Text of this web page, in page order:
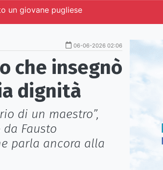
un giovane pugliese
06-06-2026 02:06
che insegnò
dignità
di un maestro”,
Fausto
parla ancora alla